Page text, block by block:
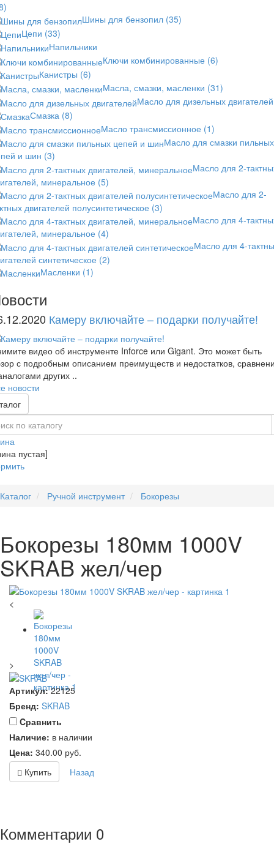
Шины для бензопил (35)
Цепи (33)
Напильники
Ключи комбинированные (6)
Канистры (6)
Масла, смазки, масленки (31)
Масло для дизельных двигателей
Смазка (8)
Масло трансмиссионное (1)
Масло для смазки пильных
и шин (3)
Масло для 2-
минеральное (5)
Масло для 2-
двигателей полусинтетическое (3)
Масло для 4-
минеральное (4)
Масло для 4-
синтетическое (2)
Масленки (1)
Камеру включайте – подарки получайте!
видео об инструменте Inforce или Gigant. Это может быть
с подробным описанием преимуществ и недостатков,
других ..
новости
пустая]
Каталог Ручной инструмент Бокорезы
Бокорезы 180мм 1000V
SKRAB жел/чер
<
>
Артикул: 22125
Бренд: SKRAB
Cравнить
Наличие: в наличии
Цена: 340.00 руб.
Купить
Назад
Комментарии 0